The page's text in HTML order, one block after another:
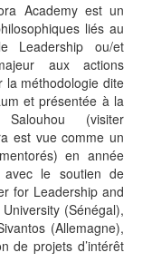
Academy est un
liés au
Leadership ou/et
aux actions
la méthodologie dite
et présentée à la
(visiter
est vue comme un
en année
avec le soutien de
for Leadership and
(Sénégal),
(Allemagne),
de projets d’intérêt